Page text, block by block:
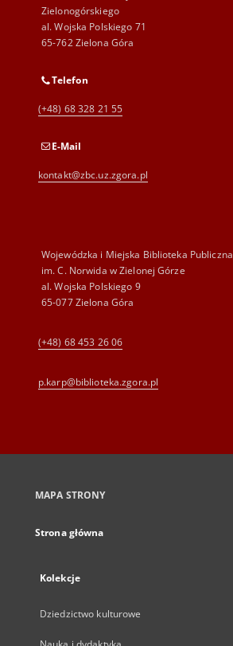
Zielonogórskiego
al. Wojska Polskiego 71
65-762 Zielona Góra
Telefon
(+48) 68 328 21 55
E-Mail
kontakt@zbc.uz.zgora.pl
Wojewódzka i Miejska Biblioteka Publiczna
im. C. Norwida w Zielonej Górze
al. Wojska Polskiego 9
65-077 Zielona Góra
(+48) 68 453 26 06
p.karp@biblioteka.zgora.pl
MAPA STRONY
Strona główna
Kolekcje
Dziedzictwo kulturowe